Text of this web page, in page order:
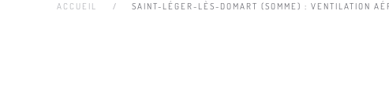
ACCUEIL SAINT-LÉGER-LÈS-DOMART (SOMME) : VENTILATION